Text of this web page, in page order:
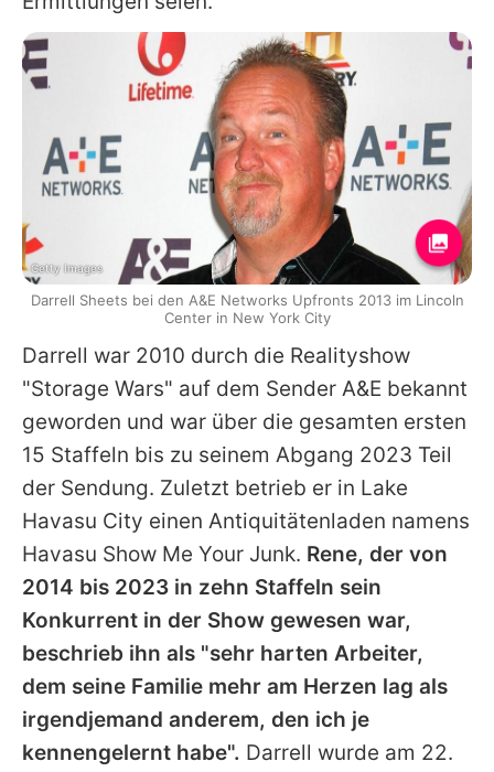
Darrell war 2010 durch die Realityshow
"Storage Wars" auf dem Sender A&E bekannt
geworden und war über die gesamten ersten
15 Staffeln bis zu seinem Abgang 2023 Teil
der Sendung. Zuletzt betrieb er in Lake
Havasu City einen Antiquitätenladen namens
Havasu Show Me Your Junk. Rene, der von
2014 bis 2023 in zehn Staffeln sein
Konkurrent in der Show gewesen war,
beschrieb ihn als "sehr harten Arbeiter,
dem seine Familie mehr am Herzen lag als
irgendjemand anderem, den ich je
kennengelernt habe". Darrell wurde am 22.
Getty Images
Darrell Sheets bei den A&E Networks Upfronts 2013 im Lincoln
Center in New York City